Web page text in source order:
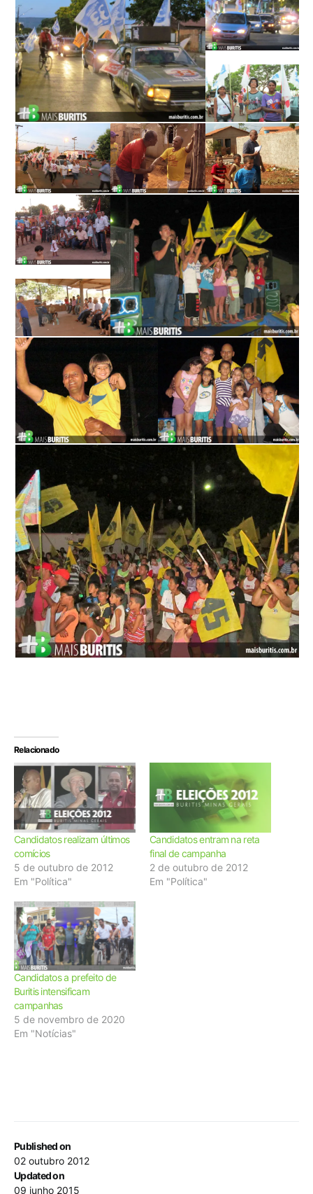
Published on
02 outubro 2012
Updated on
09 junho 2015
Relacionado
Candidatos realizam últimos
comícios
5 de outubro de 2012
Em "Política"
Candidatos entram na reta
final de campanha
2 de outubro de 2012
Em "Política"
Candidatos a prefeito de
Buritis intensificam
campanhas
5 de novembro de 2020
Em "Notícias"